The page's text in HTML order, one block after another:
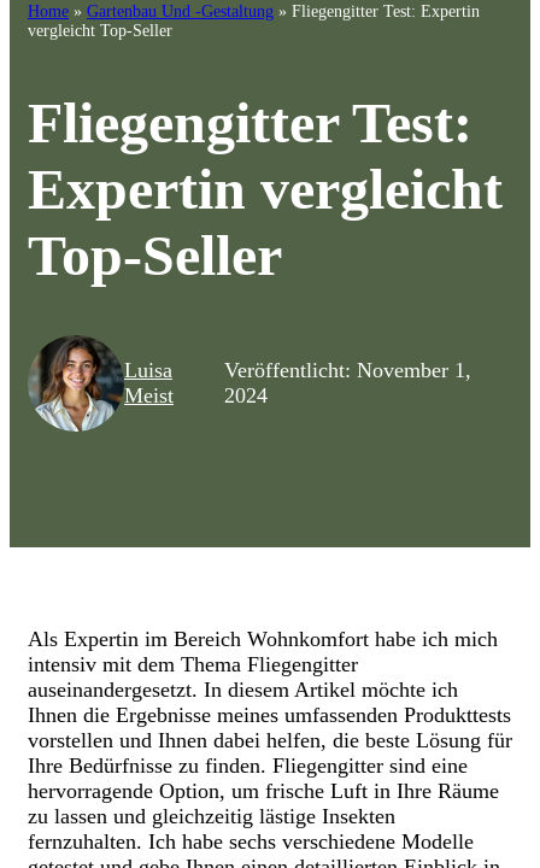
Home » Gartenbau Und -Gestaltung » Fliegengitter Test: Expertin
vergleicht Top-Seller
Fliegengitter Test:
Expertin vergleicht
Top-Seller
Luisa
Meist
Veröffentlicht: November 1,
2024
Als Expertin im Bereich Wohnkomfort habe ich mich
intensiv mit dem Thema Fliegengitter
auseinandergesetzt. In diesem Artikel möchte ich
Ihnen die Ergebnisse meines umfassenden Produkttests
vorstellen und Ihnen dabei helfen, die beste Lösung für
Ihre Bedürfnisse zu finden. Fliegengitter sind eine
hervorragende Option, um frische Luft in Ihre Räume
zu lassen und gleichzeitig lästige Insekten
fernzuhalten. Ich habe sechs verschiedene Modelle